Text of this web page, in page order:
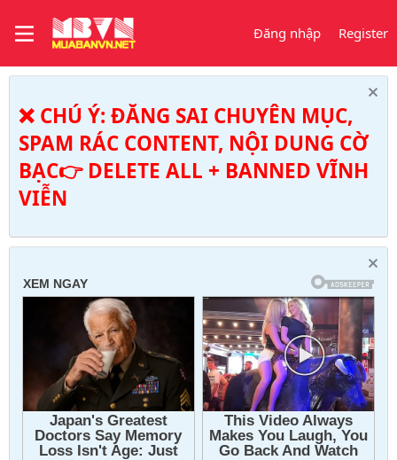
Đăng nhập Register
❌ CHÚ Ý: ĐĂNG SAI CHUYÊN MỤC,
SPAM RÁC CONTENT, NỘI DUNG CỜ
BẠC👉 DELETE ALL + BANNED VĨNH
VIỄN